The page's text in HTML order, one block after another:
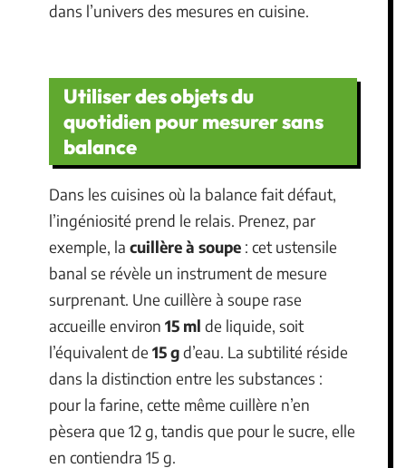
dans l’univers des mesures en cuisine.
Utiliser des objets du
quotidien pour mesurer sans
balance
Dans les cuisines où la balance fait défaut,
l’ingéniosité prend le relais. Prenez, par
exemple, la cuillère à soupe : cet ustensile
banal se révèle un instrument de mesure
surprenant. Une cuillère à soupe rase
accueille environ 15 ml de liquide, soit
l’équivalent de 15 gd’eau. La subtilité réside
dans la distinction entre les substances :
pour la farine, cette même cuillère n’en
pèsera que 12 g, tandis que pour le sucre, elle
en contiendra 15 g.